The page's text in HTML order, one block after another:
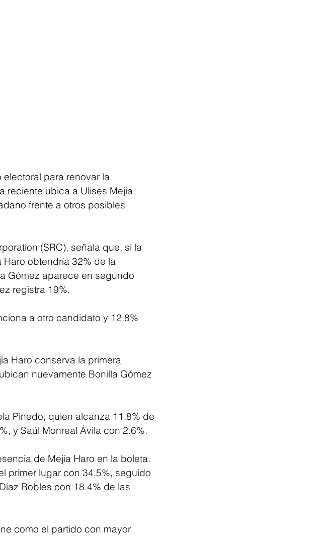
para renovar la
reciente ubica a Ulises Mejía
frente a otros posibles
(SRC), señala que, si la
obtendría 32% de la
Gómez aparece en segundo
registra 19%.
a otro candidato y 12.8%
Haro conserva la primera
nuevamente Bonilla Gómez
Pinedo, quien alcanza 11.8% de
y Saúl Monreal Ávila con 2.6%.
de Mejía Haro en la boleta.
primer lugar con 34.5%, seguido
Robles con 18.4% de las
como el partido con mayor